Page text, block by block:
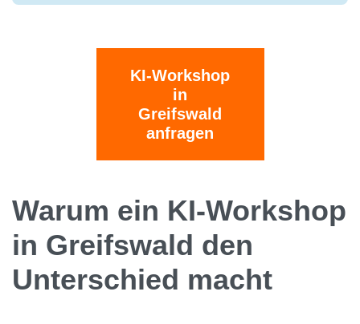
KI-Workshop
in
Greifswald
anfragen
Warum ein KI-Workshop
in Greifswald den
Unterschied macht